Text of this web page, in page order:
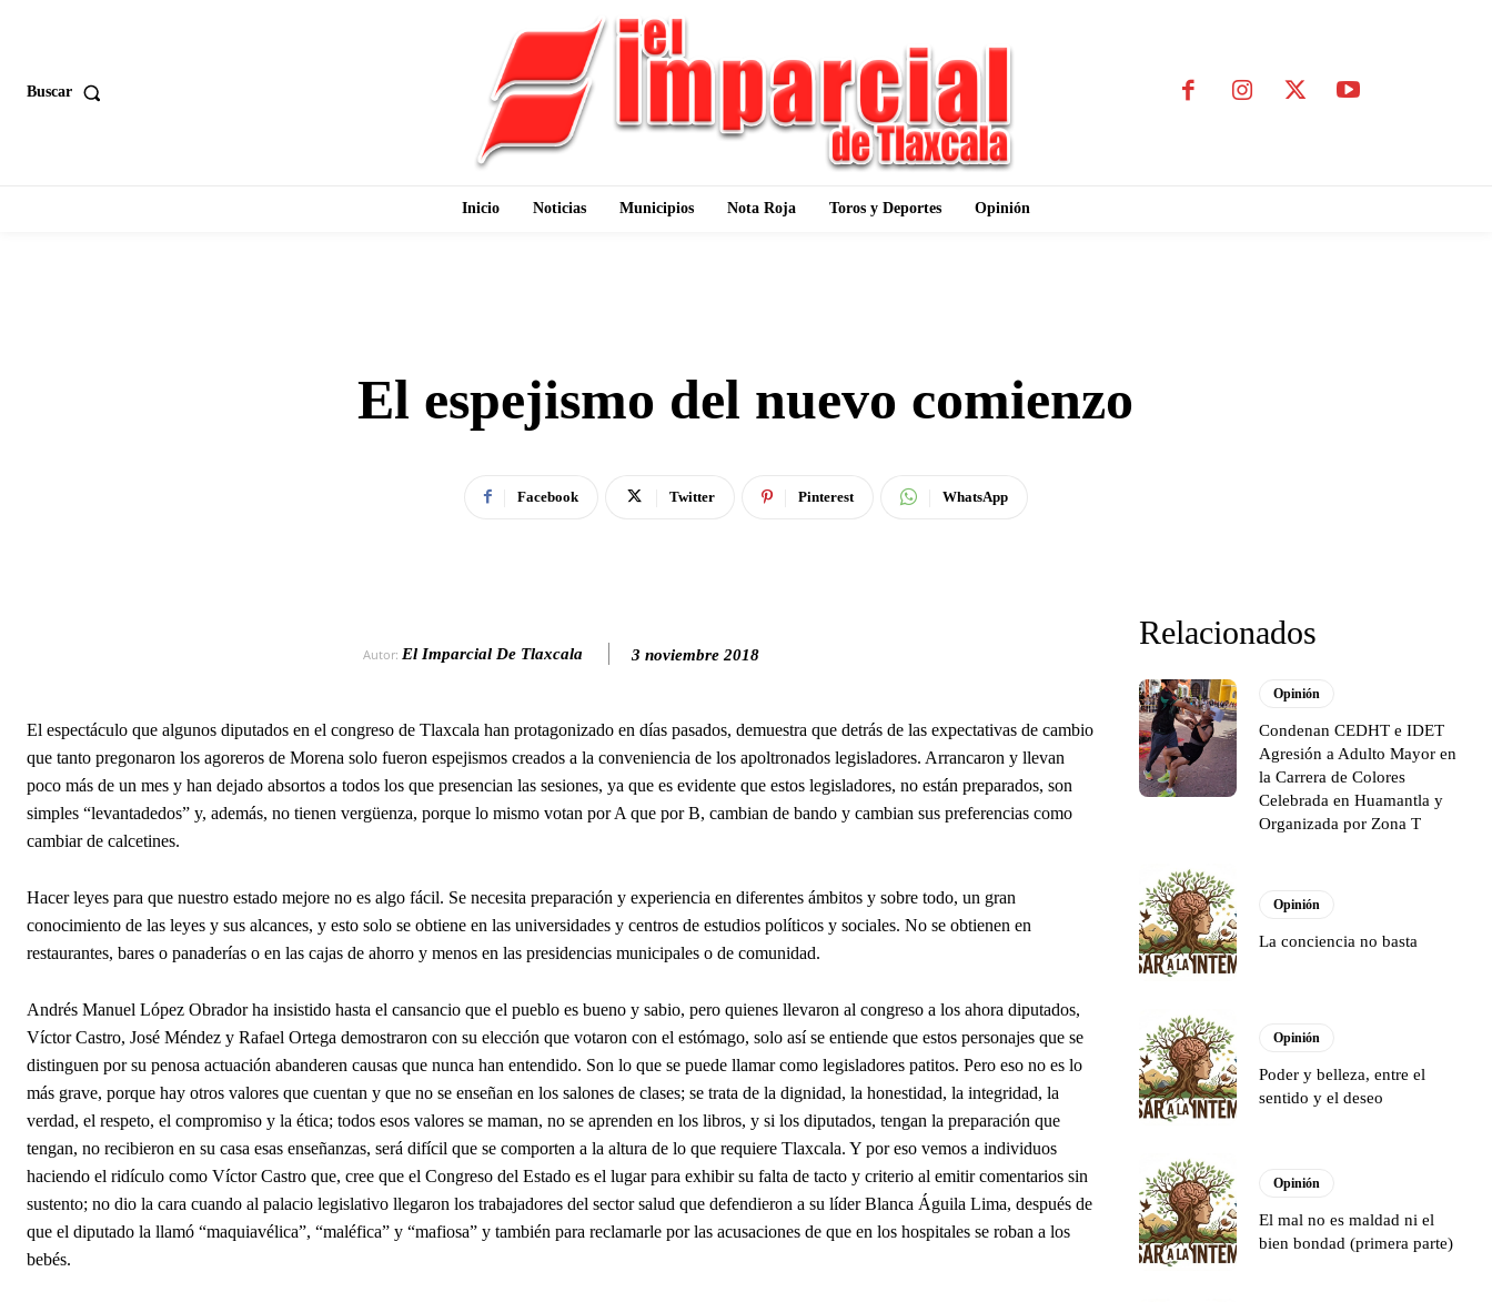
Buscar
Inicio Noticias Municipios Nota Roja Toros y Deportes Opinión
El espejismo del nuevo comienzo
Facebook Twitter Pinterest WhatsApp
Autor: El Imparcial De Tlaxcala 3 noviembre 2018
El espectáculo que algunos diputados en el congreso de Tlaxcala han protagonizado en días pasados, demuestra que detrás de las expectativas de cambio
que tanto pregonaron los agoreros de Morena solo fueron espejismos creados a la conveniencia de los apoltronados legisladores. Arrancaron y llevan
poco más de un mes y han dejado absortos a todos los que presencian las sesiones, ya que es evidente que estos legisladores, no están preparados, son
simples “levantadedos” y, además, no tienen vergüenza, porque lo mismo votan por A que por B, cambian de bando y cambian sus preferencias como
cambiar de calcetines.
Hacer leyes para que nuestro estado mejore no es algo fácil. Se necesita preparación y experiencia en diferentes ámbitos y sobre todo, un gran
conocimiento de las leyes y sus alcances, y esto solo se obtiene en las universidades y centros de estudios políticos y sociales. No se obtienen en
restaurantes, bares o panaderías o en las cajas de ahorro y menos en las presidencias municipales o de comunidad.
Andrés Manuel López Obrador ha insistido hasta el cansancio que el pueblo es bueno y sabio, pero quienes llevaron al congreso a los ahora diputados,
Víctor Castro, José Méndez y Rafael Ortega demostraron con su elección que votaron con el estómago, solo así se entiende que estos personajes que se
distinguen por su penosa actuación abanderen causas que nunca han entendido. Son lo que se puede llamar como legisladores patitos. Pero eso no es lo
más grave, porque hay otros valores que cuentan y que no se enseñan en los salones de clases; se trata de la dignidad, la honestidad, la integridad, la
verdad, el respeto, el compromiso y la ética; todos esos valores se maman, no se aprenden en los libros, y si los diputados, tengan la preparación que
tengan, no recibieron en su casa esas enseñanzas, será difícil que se comporten a la altura de lo que requiere Tlaxcala. Y por eso vemos a individuos
haciendo el ridículo como Víctor Castro que, cree que el Congreso del Estado es el lugar para exhibir su falta de tacto y criterio al emitir comentarios sin
sustento; no dio la cara cuando al palacio legislativo llegaron los trabajadores del sector salud que defendieron a su líder Blanca Águila Lima, después de
que el diputado la llamó “maquiavélica”, “maléfica” y “mafiosa” y también para reclamarle por las acusaciones de que en los hospitales se roban a los
bebés.
Relacionados
Opinión
Condenan CEDHT e IDET
Agresión a Adulto Mayor en
la Carrera de Colores
Celebrada en Huamantla y
Organizada por Zona T
Opinión
La conciencia no basta
Opinión
Poder y belleza, entre el
sentido y el deseo
Opinión
El mal no es maldad ni el
bien bondad (primera parte)